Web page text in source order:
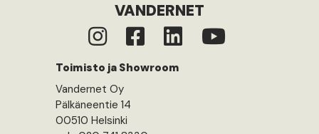
VANDERNET
Toimisto ja Showroom
Vandernet Oy
Pälkäneentie 14
00510 Helsinki